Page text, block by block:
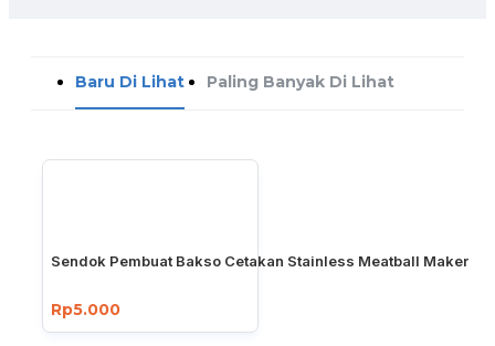
Baru Di Lihat Paling Banyak Di Lihat
Sendok Pembuat Bakso Cetakan Stainless Meatball Maker
Rp5.000